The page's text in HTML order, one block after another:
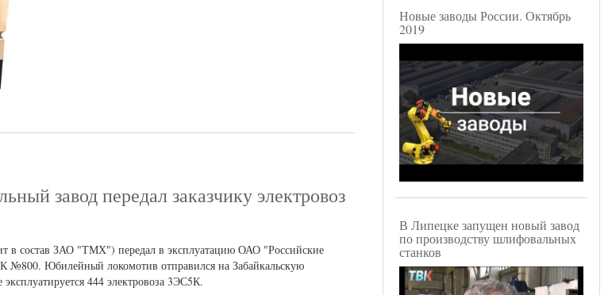
завод передал заказчику электровоз
в состав ЗАО "ТМХ") передал в эксплуатацию ОАО "Российские
№800. Юбилейный локомотив отправился на Забайкальскую
444 электровоза 3ЭС5К.
Новые заводы России. Октябрь
2019
В Липецке запущен новый завод
по производству шлифовальных
станков